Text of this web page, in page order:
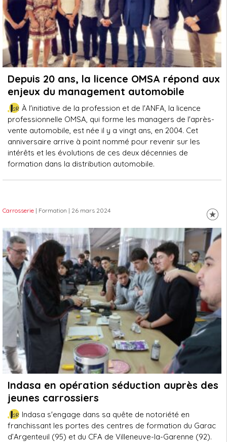
Depuis 20 ans, la licence OMSA répond aux
enjeux du management automobile
À l'initiative de la profession et de l'ANFA, la licence
professionnelle OMSA, qui forme les managers de l'après-
vente automobile, est née il y a vingt ans, en 2004. Cet
anniversaire arrive à point nommé pour revenir sur les
intérêts et les évolutions de ces deux décennies de
formation dans la distribution automobile.
Carrosserie | Formation | 26 mars 2024
Indasa en opération séduction auprès des
jeunes carrossiers
Indasa s'engage dans sa quête de notoriété en
franchissant les portes des centres de formation du Garac
d’Argenteuil (95) et du CFA de Villeneuve-la-Garenne (92).